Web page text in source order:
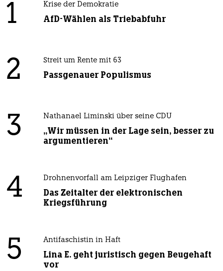
1 Krise der Demokratie
AfD-Wählen als Triebabfuhr
2 Streit um Rente mit 63
Passgenauer Populismus
3 Nathanael Liminski über seine CDU
„Wir müssen in der Lage sein, besser zu
argumentieren“
4 Drohnenvorfall am Leipziger Flughafen
Das Zeitalter der elektronischen
Kriegsführung
5 Antifaschistin in Haft
Lina E. geht juristisch gegen Beugehaft
vor